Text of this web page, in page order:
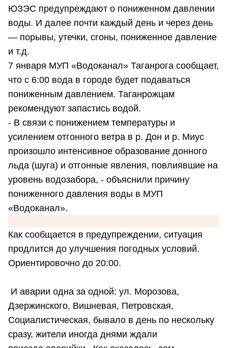
ЮЗЭС предупреждают о пониженном давлении
воды. И далее почти каждый день и через день
— порывы, утечки, сгоны, пониженное давление
и т.д.
7 января МУП «Водоканал» Таганрога сообщает,
что с 6:00 вода в городе будет подаваться
пониженным давлением. Таганрожцам
рекомендуют запастись водой.
- В связи с понижением температуры и
усилением отгонного ветра в р. Дон и р. Миус
произошло интенсивное образование донного
льда (шуга) и отгонные явления, повлиявшие на
уровень водозабора, - объяснили причину
пониженного давления воды в МУП
«Водоканал».
Как сообщается в предупреждении, ситуация
продлится до улучшения погодных условий.
Ориентировочно до 20:00.
И аварии одна за одной: ул. Морозова,
Дзержинского, Вишневая, Петровская,
Социалистическая, бывало в день по нескольку
сразу, жители иногда днями ждали